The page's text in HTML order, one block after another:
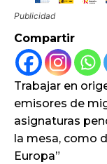
Publicidad
Compartir
Trabajar en
emisores de
asignaturas
la mesa, como
Europa”